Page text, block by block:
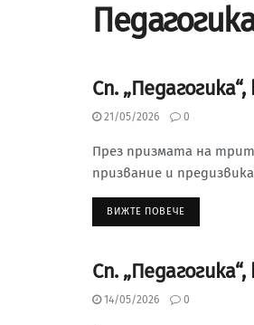
СЪДЪРЖАНИЕ НА СП.
Сп.
21/05/2026 0
През призмата на
призвание и
ВИЖТЕ ПОВЕЧЕ
СЪДЪРЖАНИЕ НА СП.
Сп.
14/05/2026 0